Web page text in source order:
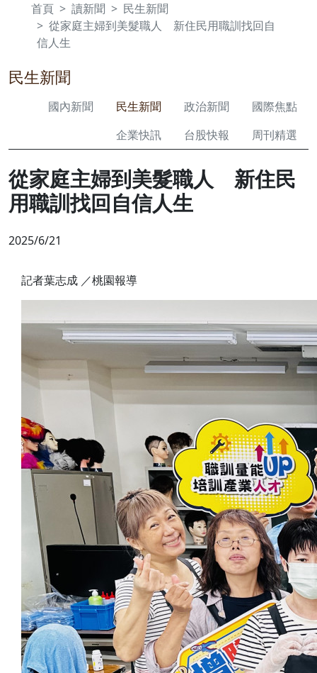
首頁 讀新聞
民生新聞
從家庭主婦到美髮職人 新住民用職訓找回自
信人生
民生新聞
國內新聞 民生新聞 政治新聞
國際焦點
企業快訊
台股快報 周刊精選
從家庭主婦到美髮職人 新住民
用職訓找回自信人生
2025/6/21
記者葉志成 ／桃園報導